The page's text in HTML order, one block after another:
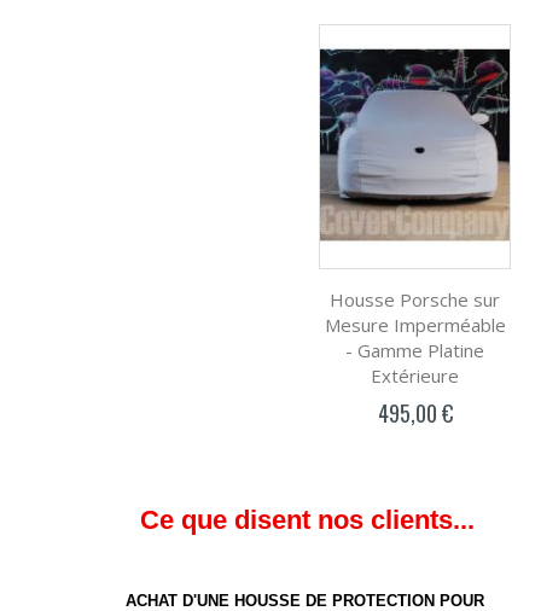
Housse Porsche sur
Mesure Imperméable
- Gamme Platine
Extérieure
495,00 €
Ce que disent nos clients...
ACHAT D'UNE HOUSSE DE PROTECTION POUR